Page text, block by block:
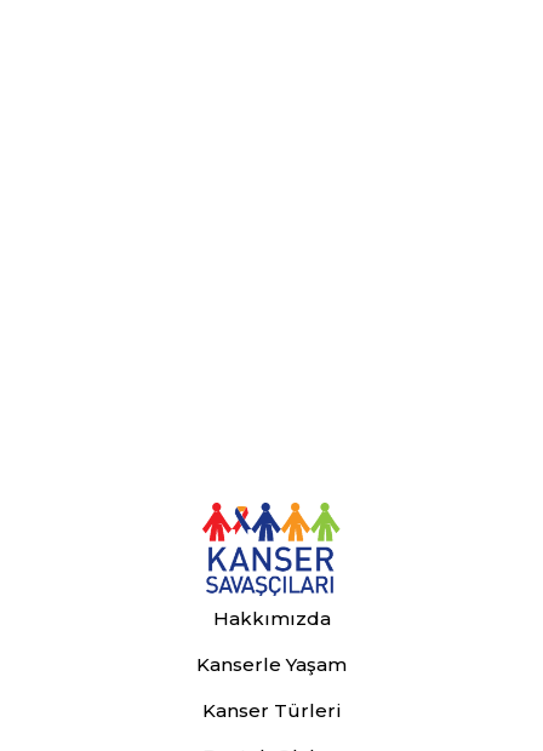
Hakkımızda
Kanserle Yaşam
Kanser Türleri